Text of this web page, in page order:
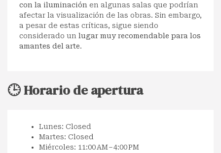
con la iluminación en algunas salas que podrían
afectar la visualización de las obras. Sin embargo,
a pesar de estas críticas, sigue siendo
considerado un lugar muy recomendable para los
amantes del arte.
🕒 Horario de apertura
Lunes: Closed
Martes: Closed
Miércoles: 11:00 AM – 4:00 PM